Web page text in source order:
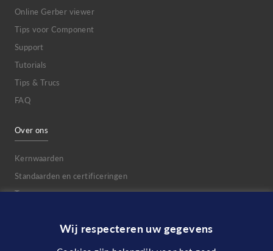
Online Gerber viewer
Tips voor Component
Support
Tutorials
Tips & Trucs
FAQ
Over ons
Kernwaarden
Standaarden en certificeringen
Team
Wij respecteren uw gegevens